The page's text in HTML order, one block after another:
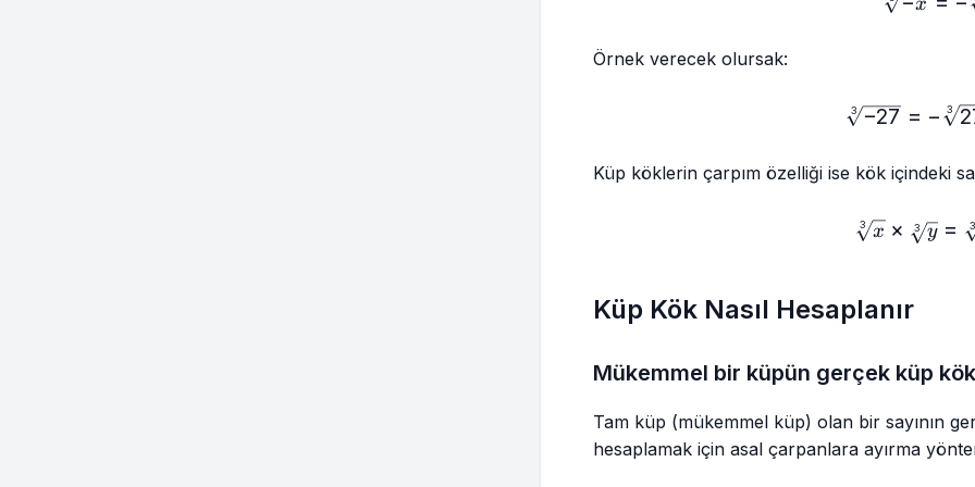
x
Örnek verecek olursak:
3 −27 = − 3
Küp köklerin çarpım özelliği ise kök içindeki
3 x × 3 y = 3
Küp Kök Nasıl Hesaplanır
Mükemmel bir küpün gerçek küp
Tam küp (mükemmel küp) olan bir sayının
hesaplamak için asal çarpanlara ayırma